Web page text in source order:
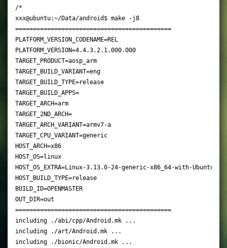
/*
xxx@ubuntu:~/Data/android$ make -j8
============================================
PLATFORM_VERSION_CODENAME=REL
PLATFORM_VERSION=4.4.3.2.1.000.000
TARGET_PRODUCT=aosp_arm
TARGET_BUILD_VARIANT=eng
TARGET_BUILD_TYPE=release
TARGET_BUILD_APPS=
TARGET_ARCH=arm
TARGET_2ND_ARCH=
TARGET_ARCH_VARIANT=armv7-a
TARGET_CPU_VARIANT=generic
HOST_ARCH=x86
HOST_OS=linux
HOST_OS_EXTRA=Linux-3.13.0-24-generic-x86_64-with-Ubuntu-
HOST_BUILD_TYPE=release
BUILD_ID=OPENMASTER
OUT_DIR=out
============================================
including ./abi/cpp/Android.mk ...
including ./art/Android.mk ...
including ./bionic/Android.mk ...